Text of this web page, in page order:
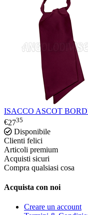
ISACCO ASCOT
€2735
Disponibile
Clienti felici
Articoli premium
Acquisti sicuri
Compra qualsiasi cosa
Acquista con noi
Creare un account